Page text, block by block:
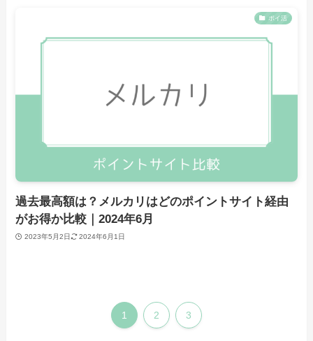
ポイ活
過去最高額は？メルカリはどのポイントサイト経由
がお得か比較｜2024年6月
2023年5月2日 2024年6月1日
1 2 3